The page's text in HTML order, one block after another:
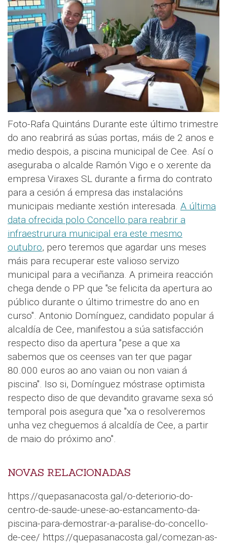
Foto-Rafa Quintáns Durante este último trimestre
do ano reabrirá as súas portas, máis de 2 anos e
medio despois, a piscina municipal de Cee. Así o
aseguraba o alcalde Ramón Vigo e o xerente da
empresa Viraxes SL durante a firma do contrato
para a cesión á empresa das instalacións
municipais mediante xestión interesada. A última
data ofrecida polo Concello para reabrir a
infraestrurura municipal era este mesmo
outubro, pero teremos que agardar uns meses
máis para recuperar este valioso servizo
municipal para a veciñanza. A primeira reacción
chega dende o PP que "se felicita da apertura ao
público durante o último trimestre do ano en
curso". Antonio Domínguez, candidato popular á
alcaldía de Cee, manifestou a súa satisfacción
respecto diso da apertura "pese a que xa
sabemos que os ceenses van ter que pagar
80.000 euros ao ano vaian ou non vaian á
piscina". Iso si, Domínguez móstrase optimista
respecto diso de que devandito gravame sexa só
temporal pois asegura que "xa o resolveremos
unha vez cheguemos á alcaldía de Cee, a partir
de maio do próximo ano".
NOVAS RELACIONADAS
https://quepasanacosta.gal/o-deteriorio-do-
centro-de-saude-unese-ao-estancamento-da-
piscina-para-demostrar-a-paralise-do-concello-
de-cee/ https://quepasanacosta.gal/comezan-as-